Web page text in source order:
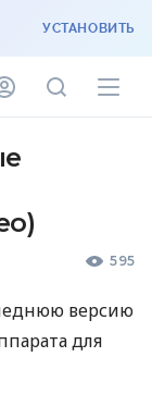
УСТАНОВИТЬ
595
версию
для